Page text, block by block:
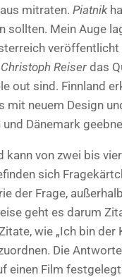
mitraten. Piatnik
sollten. Mein Auge
Christoph Reiser das
out sind. Finnland
mit neuem Design
Dänemark
von zwei bis
sich
der Frage,
geht es darum
wie „Ich bin
Die
einen Film